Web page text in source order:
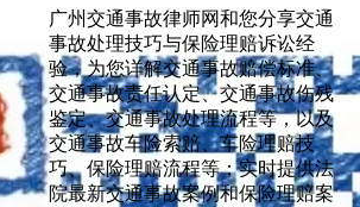
广州交通事故律师网和您分享交通
事故处理技巧与保险理赔诉讼经
验，为您详解交通事故赔偿标准、
交通事故责任认定、交通事故伤残
鉴定、交通事故处理流程等，以及
交通事故车险索赔、车险理赔技
巧、保险理赔流程等；实时提供法
院最新交通事故案例和保险理赔案